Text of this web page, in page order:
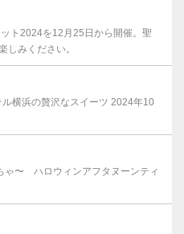
ト2024を12月25日から開催。聖
しみください。
横浜の贅沢なスイーツ 2024年10
ゃ〜 ハロウィンアフタヌーンティ